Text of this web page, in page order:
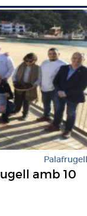
Palafrugell
amb 10